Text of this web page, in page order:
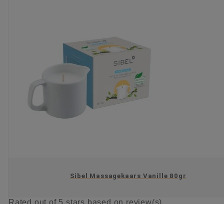
Sibel Massagekaars Vanille 80gr